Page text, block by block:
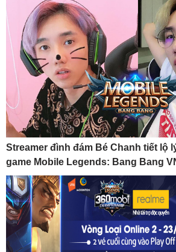
Streamer đình đám Bé Chanh tiết lộ
game Mobile Legends: Bang Bang